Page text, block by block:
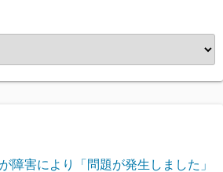
障害により「問題が発生しました」